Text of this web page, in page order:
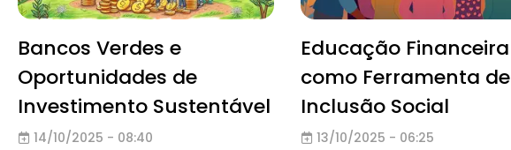
Bancos Verdes e
Oportunidades de
Investimento Sustentável
14/10/2025 - 08:40
Educação Financeira
como Ferramenta de
Inclusão Social
13/10/2025 - 06:25